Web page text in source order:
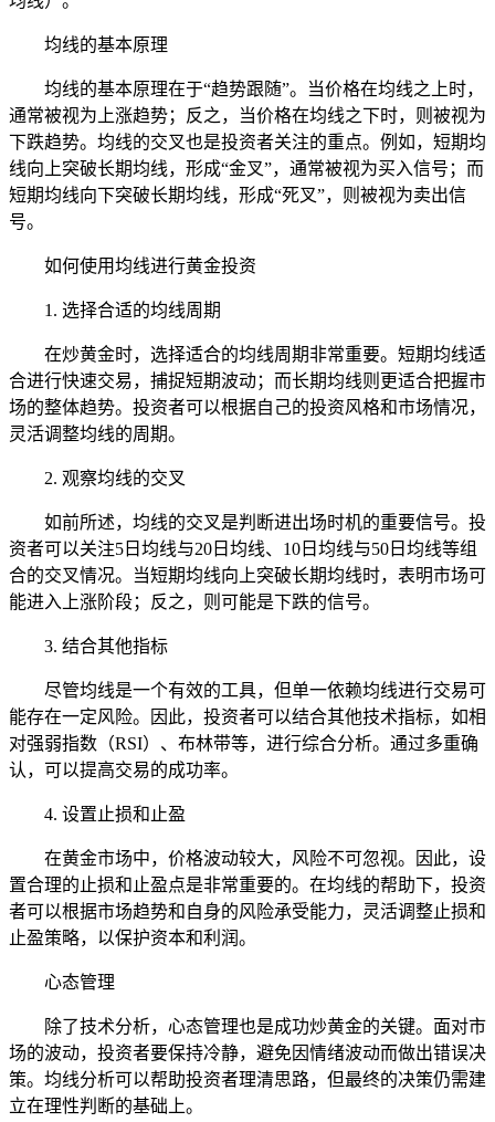
均线的基本原理
均线的基本原理在于“趋势跟随”。当价格在均线之上时，
通常被视为上涨趋势；反之，当价格在均线之下时，则被视为
下跌趋势。均线的交叉也是投资者关注的重点。例如，短期均
线向上突破长期均线，形成“金叉”，通常被视为买入信号；而
短期均线向下突破长期均线，形成“死叉”，则被视为卖出信
号。
如何使用均线进行黄金投资
1. 选择合适的均线周期
在炒黄金时，选择适合的均线周期非常重要。短期均线适
合进行快速交易，捕捉短期波动；而长期均线则更适合把握市
场的整体趋势。投资者可以根据自己的投资风格和市场情况，
灵活调整均线的周期。
2. 观察均线的交叉
如前所述，均线的交叉是判断进出场时机的重要信号。投
资者可以关注5日均线与20日均线、10日均线与50日均线等组
合的交叉情况。当短期均线向上突破长期均线时，表明市场可
能进入上涨阶段；反之，则可能是下跌的信号。
3. 结合其他指标
尽管均线是一个有效的工具，但单一依赖均线进行交易可
能存在一定风险。因此，投资者可以结合其他技术指标，如相
对强弱指数（RSI）、布林带等，进行综合分析。通过多重确
认，可以提高交易的成功率。
4. 设置止损和止盈
在黄金市场中，价格波动较大，风险不可忽视。因此，设
置合理的止损和止盈点是非常重要的。在均线的帮助下，投资
者可以根据市场趋势和自身的风险承受能力，灵活调整止损和
止盈策略，以保护资本和利润。
心态管理
除了技术分析，心态管理也是成功炒黄金的关键。面对市
场的波动，投资者要保持冷静，避免因情绪波动而做出错误决
策。均线分析可以帮助投资者理清思路，但最终的决策仍需建
立在理性判断的基础上。